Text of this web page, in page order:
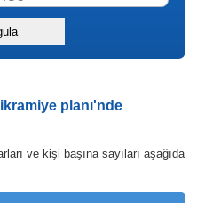
planı'nde
ve kişi başına sayıları aşağıda